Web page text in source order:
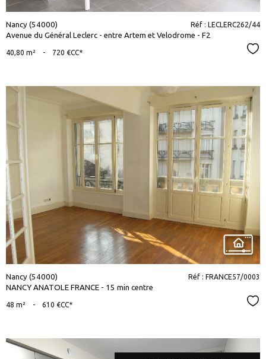
Nancy (54000)
Avenue du Général Leclerc - entre Artem et Velodrome - F2
Réf : LECLERC262/44
40,80 m² - 720 €CC*
voir le
bien
Nancy (54000)
NANCY ANATOLE FRANCE - 15 min centre
Réf : FRANCE57/0003
48 m² - 610 €CC*